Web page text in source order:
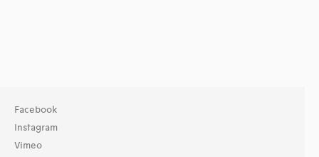
Facebook
Instagram
Vimeo